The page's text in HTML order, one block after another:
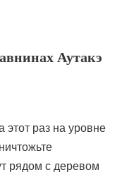
Аутакэ
этот раз на уровне
рядом с деревом